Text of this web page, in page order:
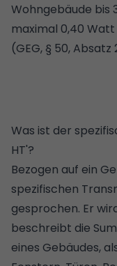
Wohngebäude bis
maximal 0,40
(GEG, § 50, Absatz
Was ist der
HT'?
Bezogen auf ein
spezifischen
gesprochen. Er
beschreibt die
eines Gebäudes,